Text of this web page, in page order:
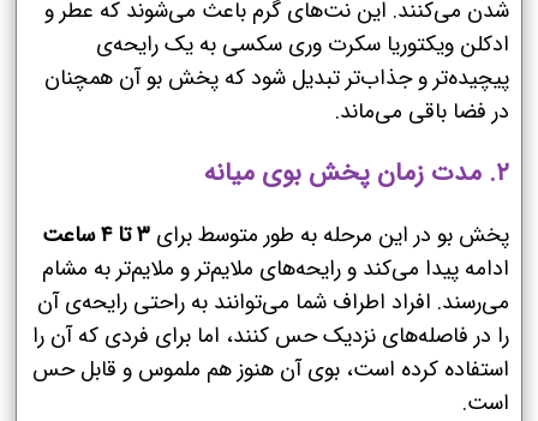
شدن می‌کنند. این نت‌های گرم باعث می‌شوند که عطر و
ادکلن ویکتوریا سکرت وری سکسی به یک رایحه‌ی
پیچیده‌تر و جذاب‌تر تبدیل شود که پخش بو آن همچنان
در فضا باقی می‌ماند.
۲. مدت زمان پخش بوی میانه
پخش بو در این مرحله به طور متوسط برای ۳ تا ۴ ساعت
ادامه پیدا می‌کند و رایحه‌های ملایم‌تر و ملایم‌تر به مشام
می‌رسند. افراد اطراف شما می‌توانند به راحتی رایحه‌ی آن
را در فاصله‌های نزدیک حس کنند، اما برای فردی که آن را
استفاده کرده است، بوی آن هنوز هم ملموس و قابل حس
است.